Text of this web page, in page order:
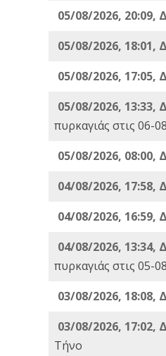
05/08/2026, 20:09,
05/08/2026, 18:01,
05/08/2026, 17:05,
05/08/2026, 13:33,
πυρκαγιάς στις 06-
05/08/2026, 08:00,
04/08/2026, 17:58,
04/08/2026, 16:59,
04/08/2026, 13:34,
πυρκαγιάς στις 05-
03/08/2026, 18:08,
03/08/2026, 17:02,
Τήνο